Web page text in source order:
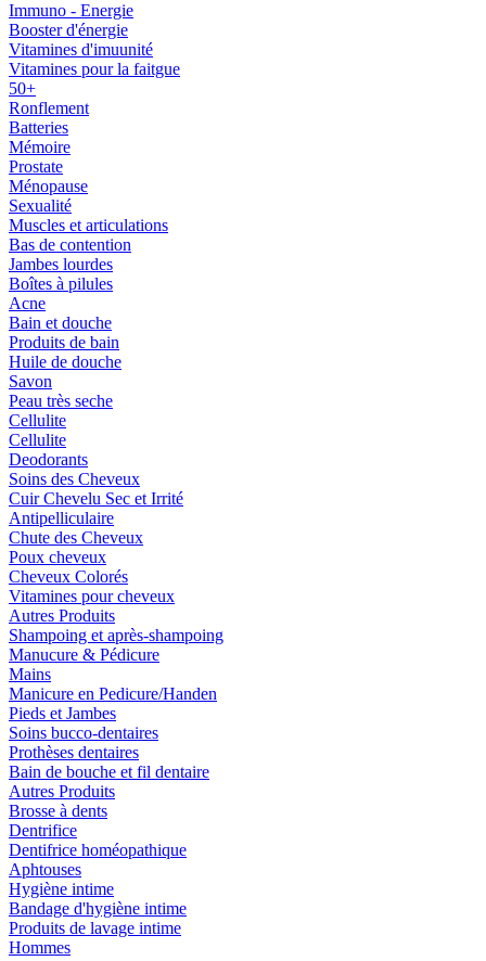
Immuno - Energie
Booster d'énergie
Vitamines d'imuunité
Vitamines pour la faitgue
50+
Ronflement
Batteries
Mémoire
Prostate
Ménopause
Sexualité
Muscles et articulations
Bas de contention
Jambes lourdes
Boîtes à pilules
Acne
Bain et douche
Produits de bain
Huile de douche
Savon
Peau très seche
Cellulite
Cellulite
Deodorants
Soins des Cheveux
Cuir Chevelu Sec et Irrité
Antipelliculaire
Chute des Cheveux
Poux cheveux
Cheveux Colorés
Vitamines pour cheveux
Autres Produits
Shampoing et après-shampoing
Manucure & Pédicure
Mains
Manicure en Pedicure/Handen
Pieds et Jambes
Soins bucco-dentaires
Prothèses dentaires
Bain de bouche et fil dentaire
Autres Produits
Brosse à dents
Dentrifice
Dentifrice homéopathique
Aphtouses
Hygiène intime
Bandage d'hygiène intime
Produits de lavage intime
Hommes